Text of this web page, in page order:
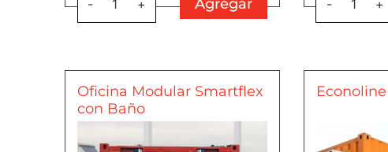
- 1 + Agregar - 1 +
Oficina Modular Smartflex
con Baño